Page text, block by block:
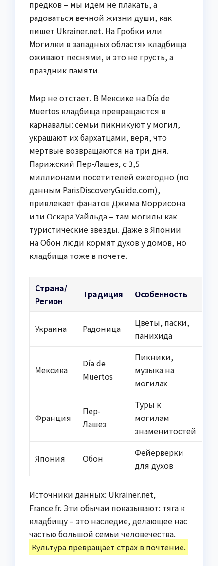
предков – мы идем не плакать, а
радоваться вечной жизни души, как
пишет Ukrainer.net. На Гробки или
Могилки в западных областях кладбища
оживают песнями, и это не грусть, а
праздник памяти.
Мир не отстает. В Мексике на Día de
Muertos кладбища превращаются в
карнавалы: семьи пикникуют у могил,
украшают их бархатцами, веря, что
мертвые возвращаются на три дня.
Парижский Пер-Лашез, с 3,5
миллионами посетителей ежегодно (по
данным ParisDiscoveryGuide.com),
привлекает фанатов Джима Моррисона
или Оскара Уайльда – там могилы как
туристические звезды. Даже в Японии
на Обон люди кормят духов у домов, но
кладбища тоже в почете.
Страна/
Регион
Традиция Особенность
Украина Радоница
Цветы, паски,
панихида
Мексика
Día de
Muertos
Пикники,
музыка на
могилах
Франция
Пер-
Лашез
Туры к
могилам
знаменитостей
Япония Обон
Фейерверки
для духов
Источники данных: Ukrainer.net,
France.fr. Эти обычаи показывают: тяга к
кладбищу – это наследие, делающее нас
частью большой семьи человечества.
Культура превращает страх в почтение.